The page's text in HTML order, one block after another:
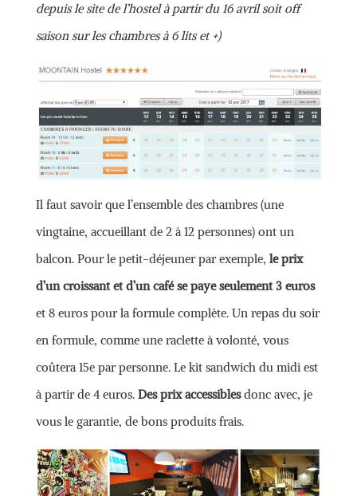
depuis le site de l’hostel à partir du 16 avril soit off
saison sur les chambres à 6 lits et +)
Il faut savoir que l’ensemble des chambres (une
vingtaine, accueillant de 2 à 12 personnes) ont un
balcon. Pour le petit-déjeuner par exemple, le prix
d’un croissant et d’un café se paye seulement 3 euros
et 8 euros pour la formule complète. Un repas du soir
en formule, comme une raclette à volonté, vous
coûtera 15e par personne. Le kit sandwich du midi est
à partir de 4 euros. Des prix accessiblesdonc avec, je
vous le garantie, de bons produits frais.